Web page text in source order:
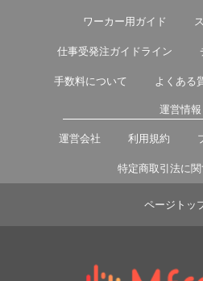
ワーカー用ガイド
仕事受発注ガイドライン
手数料について よくある
運営情報
運営会社 利用規約
特定商取引法に
ページトッ